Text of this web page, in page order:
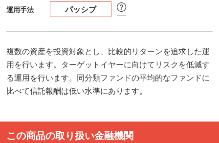
運用手法 パッシブ
複数の資産を投資対象とし、比較的リターンを追求した運
用を行います。ターゲットイヤーに向けてリスクを低減す
る運用を行います。同分類ファンドの平均的なファンドに
比べて信託報酬は低い水準にあります。
この商品の取り扱い金融機関